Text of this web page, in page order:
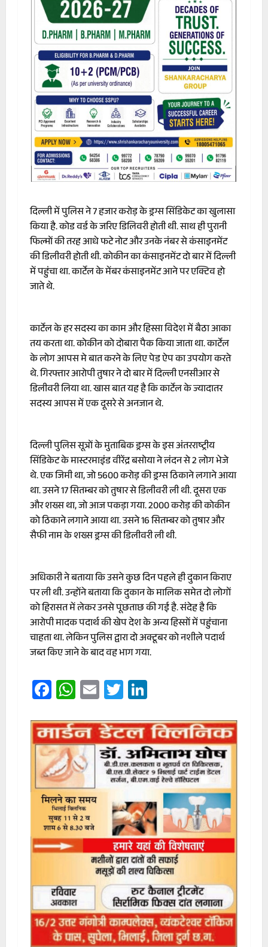
दिल्ली में पुलिस ने 7 हजार करोड़ के ड्रग्स सिंडिकेट का खुलासा
किया है. कोड वर्ड के जरिए डिलिवरी होती थी. साथ ही पुरानी
फिल्मों की तरह आधे फटे नोट और उनके नंबर से कंसाइनमेंट
की डिलीवरी होती थी. कोकीन का कंसाइनमेंट दो बार में दिल्ली
में पहुंचा था. कार्टेल के मेंबर कंसाइनमेंट आने पर एक्टिव हो
जाते थे.
कार्टेल के हर सदस्य का काम और हिस्सा विदेश में बैठा आका
तय करता था. कोकीन को दोबारा पैक किया जाता था. कार्टेल
के लोग आपस मे बात करने के लिए पेड ऐप का उपयोग करते
थे. गिरफ्तार आरोपी तुषार ने दो बार में दिल्ली एनसीआर से
डिलीवरी लिया था. खास बात यह है कि कार्टेल के ज्यादातर
सदस्य आपस में एक दूसरे से अनजान थे.
दिल्ली पुलिस सूत्रों के मुताबिक ड्रग्स के इस अंतरराष्ट्रीय
सिंडिकेट के मास्टरमाइंड वीरेंद्र बसोया ने लंदन से 2 लोग भेजे
थे. एक जिमी था, जो 5600 करोड़ की ड्रग्स ठिकाने लगाने आया
था. उसने 17 सितम्बर को तुषार से डिलीवरी ली थी. दूसरा एक
और शख्स था, जो आज पकड़ा गया. 2000 करोड़ की कोकीन
को ठिकाने लगाने आया था. उसने 16 सितम्बर को तुषार और
सैफी नाम के शख्स ड्रग्स की डिलीवरी ली थी.
अधिकारी ने बताया कि उसने कुछ दिन पहले ही दुकान किराए
पर ली थी. उन्होंने बताया कि दुकान के मालिक समेत दो लोगों
को हिरासत में लेकर उनसे पूछताछ की गई है. संदेह है कि
आरोपी मादक पदार्थ की खेप देश के अन्य हिस्सों में पहुंचाना
चाहता था. लेकिन पुलिस द्वारा दो अक्टूबर को नशीले पदार्थ
जब्त किए जाने के बाद वह भाग गया.
Facebook
WhatsApp
EmailTwitter